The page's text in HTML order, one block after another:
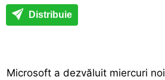
Distribuie
Microsoft a dezvăluit miercuri